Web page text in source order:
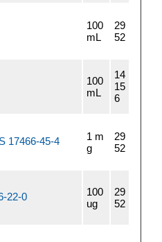
100
mL
29
52
100
mL
14
15
6
17466-45-4
1 m
g
29
52
22-0
100
ug
29
52